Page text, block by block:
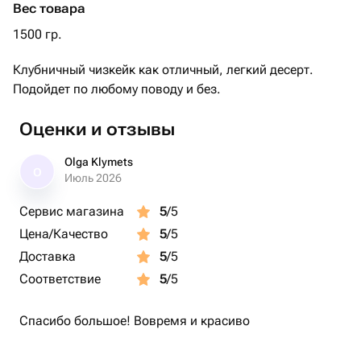
Вес товара
1500 гр.
Клубничный чизкейк как отличный, легкий десерт.
Подойдет по любому поводу и без.
Оценки и отзывы
Olga Klymets
Июль 2026
Сервис магазина 5/5
Цена/Качество
5/5
Доставка
5/5
Соответствие
5/5
Спасибо большое! Вовремя и красиво